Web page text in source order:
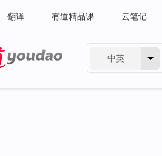
翻译 有道精品课 云笔记
中英